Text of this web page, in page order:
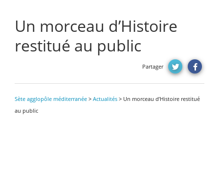
Un morceau d’Histoire
restitué au public
Partager
Sète agglopôle méditerranée > Actualités > Un morceau d’Histoire restitué
au public